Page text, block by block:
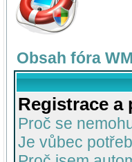
Obsah fóra
Registrace a
Proč se
Je vůbec